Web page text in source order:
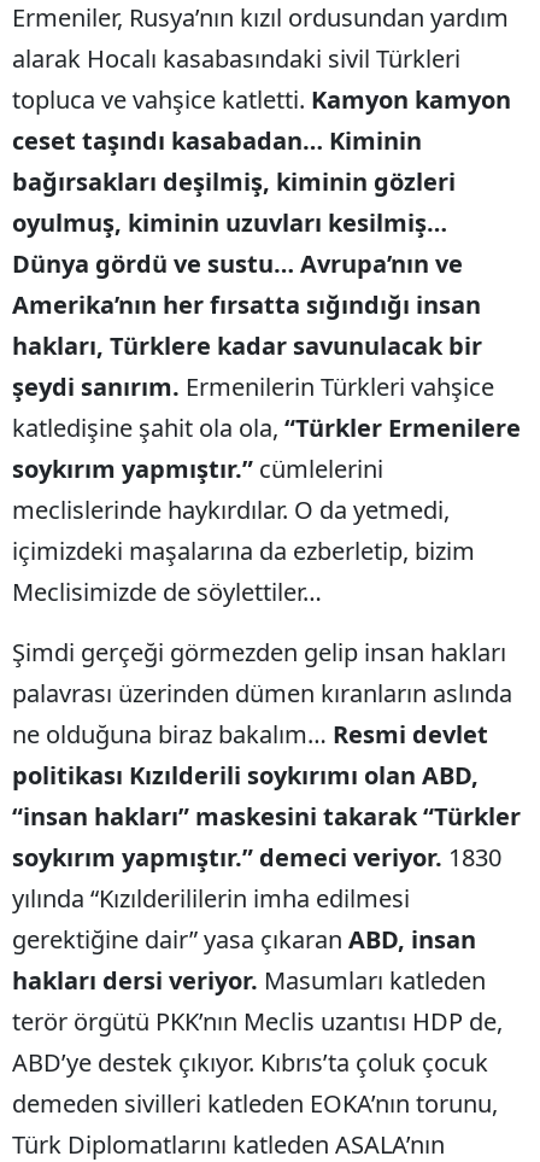
Ermeniler, Rusya’nın kızıl ordusundan yardım
alarak Hocalı kasabasındaki sivil Türkleri
topluca ve vahşice katletti. Kamyon kamyon
ceset taşındı kasabadan… Kiminin
bağırsakları deşilmiş, kiminin gözleri
oyulmuş, kiminin uzuvları kesilmiş…
Dünya gördü ve sustu… Avrupa’nın ve
Amerika’nın her fırsatta sığındığı insan
hakları, Türklere kadar savunulacak bir
şeydi sanırım. Ermenilerin Türkleri vahşice
katledişine şahit ola ola, “Türkler Ermenilere
soykırım yapmıştır.” cümlelerini
meclislerinde haykırdılar. O da yetmedi,
içimizdeki maşalarına da ezberletip, bizim
Meclisimizde de söylettiler…
Şimdi gerçeği görmezden gelip insan hakları
palavrası üzerinden dümen kıranların aslında
ne olduğuna biraz bakalım… Resmi devlet
politikası Kızılderili soykırımı olan ABD,
“insan hakları” maskesini takarak “Türkler
soykırım yapmıştır.” demeci veriyor. 1830
yılında “Kızılderililerin imha edilmesi
gerektiğine dair” yasa çıkaran ABD, insan
hakları dersi veriyor. Masumları katleden
terör örgütü PKK’nın Meclis uzantısı HDP de,
ABD’ye destek çıkıyor. Kıbrıs’ta çoluk çocuk
demeden sivilleri katleden EOKA’nın torunu,
Türk Diplomatlarını katleden ASALA’nın